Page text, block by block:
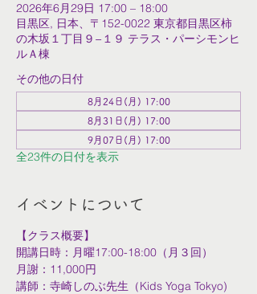
2026年6月29日 17:00 – 18:00
目黒区, 日本、〒152-0022 東京都目黒区柿
の木坂１丁目９−１９ テラス・パーシモンヒ
ルＡ棟
その他の日付
8月24日(月) 17:00
8月31日(月) 17:00
9月07日(月) 17:00
全23件の日付を表示
イベントについて
【クラス概要】
開講日時：月曜17:00-18:00（月３回）
月謝：11,000円
講師：寺崎しのぶ先生（Kids Yoga Tokyo)